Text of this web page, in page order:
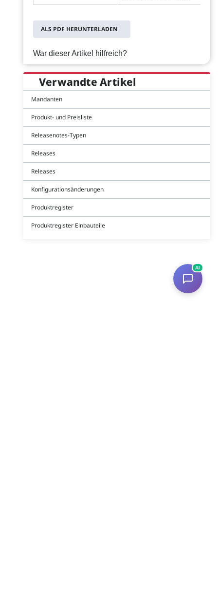
ALS PDF HERUNTERLADEN
War dieser Artikel hilfreich?
Verwandte Artikel
Mandanten
Produkt- und Preisliste
Releasenotes-Typen
Releases
Releases
Konfigurationsänderungen
Produktregister
Produktregister Einbauteile
AI